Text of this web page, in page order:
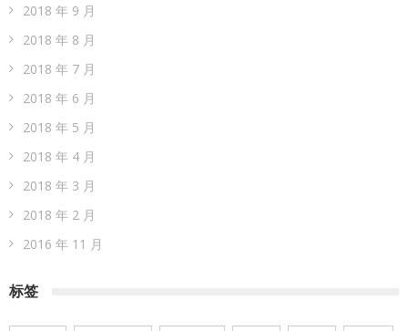
2018 年 9 月
2018 年 8 月
2018 年 7 月
2018 年 6 月
2018 年 5 月
2018 年 4 月
2018 年 3 月
2018 年 2 月
2016 年 11 月
标签